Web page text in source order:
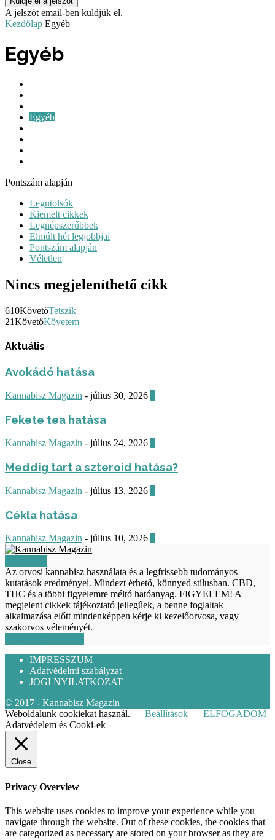
A jelszót email-ben küldjük el.
Kezdőlap Egyéb
Egyéb
Egyéb
Pontszám alapján
Legutolsók
Kiemelt cikkek
Legnépszerűbbek
Elmúlt hét legjobbjai
Pontszám alapján
Véletlen
Nincs megjeleníthető cikk
610KövetőTetszik
21KövetőKövetem
Aktuális
Avokádó hatása
Kannabisz Magazin - július 30, 2026
Fekete tea hatása
Kannabisz Magazin - július 24, 2026
Meddig tart a szteroid hatása?
Kannabisz Magazin - július 13, 2026
Cékla hatása
Kannabisz Magazin - július 10, 2026
Az orvosi kannabisz használata és a legfrissebb tudományos
kutatások eredményei. Mindezt érhető, könnyed stílusban. CBD,
THC és a többi figyelemre méltó hatóanyag. FIGYELEM! A
megjelent cikkek tájékoztató jellegűek, a benne foglaltak
alkalmazása előtt mindenképpen kérje ki kezelőorvosa, vagy
szakorvos véleményét.
IMPRESSZUM
Adatvédelmi szabályzat
JOGI NYILATKOZAT
© 2017 - Kannabisz Magazin
Weboldalunk cookiekat használ.
Beállítások
ELFOGADOM
Adatvédelem és Cooki-ek
Close
Privacy Overview
This website uses cookies to improve your experience while you
navigate through the website. Out of these cookies, the cookies that
are categorized as necessary are stored on your browser as they are